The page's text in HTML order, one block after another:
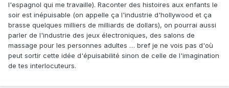
l'espagnol qui me travaille). Raconter des histoires aux enfants le
soir est inépuisable (on appelle ça l'industrie d'hollywood et ça
brasse quelques milliers de milliards de dollars), on pourrai aussi
parler de l'industrie des jeux électroniques, des salons de
massage pour les personnes adultes … bref je ne vois pas d'où
peut sortir cette idée d'épuisabilité sinon de celle de l'imagination
de tes interlocuteurs.